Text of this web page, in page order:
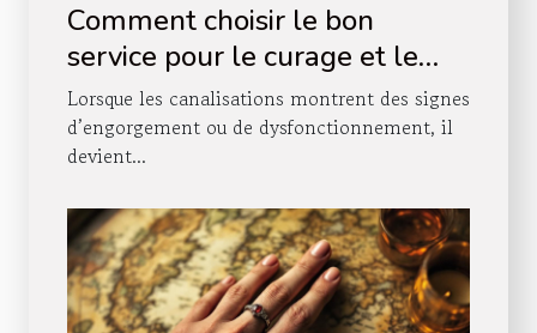
Comment choisir le bon
service pour le curage et le
pompage de vos canalisations
?
Lorsque les canalisations montrent des signes
d’engorgement ou de dysfonctionnement, il
devient...